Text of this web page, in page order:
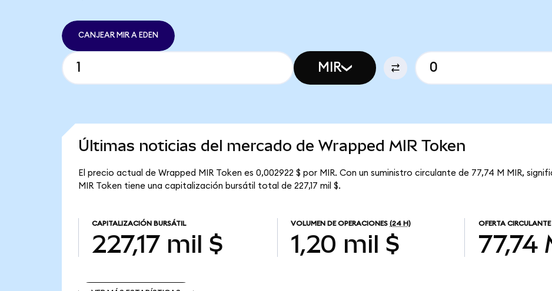
CANJEAR MIR A EDEN
MIR
Últimas noticias del mercado de Wrapped MIR Token
El precio actual de Wrapped MIR Token es 0,002922 $ por MIR. Con un suministro circulante de 77,74 M MIR,
MIR Token tiene una capitalización bursátil total de 227,17 mil $.
CAPITALIZACIÓN BURSÁTIL
227,17 mil $
VOLUMEN DE OPERACIONES (24 H)
1,20 mil $
OFERTA CIRCULANTE
77,74